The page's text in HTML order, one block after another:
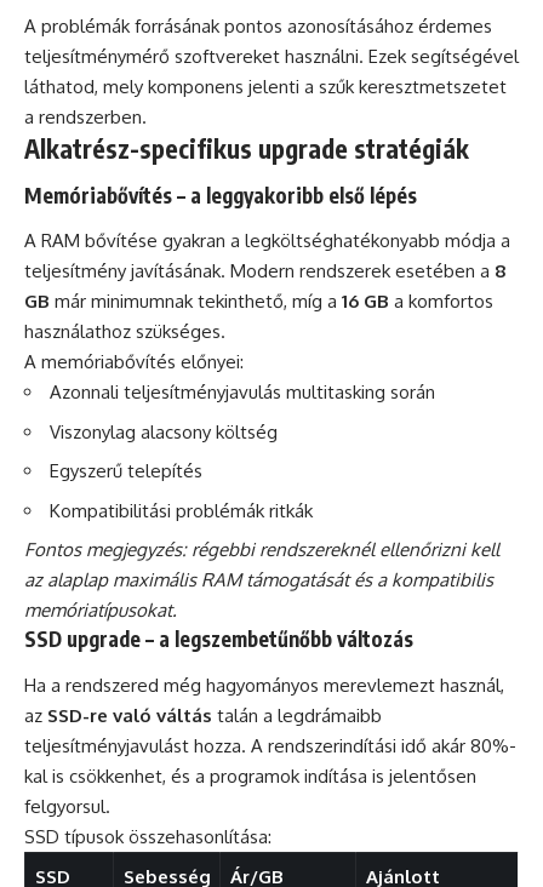
A problémák forrásának pontos azonosításához érdemes
teljesítménymérő szoftvereket használni. Ezek segítségével
láthatod, mely komponens jelenti a szűk keresztmetszetet
a rendszerben.
Alkatrész-specifikus upgrade stratégiák
Memóriabővítés – a leggyakoribb első lépés
A RAM bővítése gyakran a legköltséghatékonyabb módja a
teljesítmény javításának. Modern rendszerek esetében a 8
GB már minimumnak tekinthető, míg a 16 GB a komfortos
használathoz szükséges.
A memóriabővítés előnyei:
Azonnali teljesítményjavulás multitasking során
Viszonylag alacsony költség
Egyszerű telepítés
Kompatibilitási problémák ritkák
Fontos megjegyzés: régebbi rendszereknél ellenőrizni kell
az alaplap maximális RAM támogatását és a kompatibilis
memóriatípusokat.
SSD upgrade – a legszembetűnőbb változás
Ha a rendszered még hagyományos merevlemezt használ,
az SSD-re való váltás talán a legdrámaibb
teljesítményjavulást hozza. A rendszerindítási idő akár 80%-
kal is csökkenhet, és a programok indítása is jelentősen
felgyorsul.
SSD típusok összehasonlítása:
SSD
Sebesség Ár/GB Ajánlott